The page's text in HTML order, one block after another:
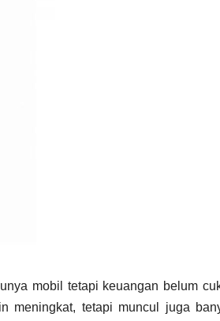
mobil tetapi keuangan belum
meningkat, tetapi muncul juga